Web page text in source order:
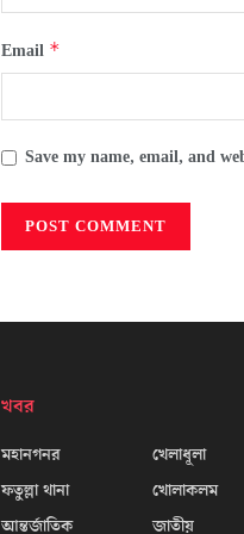
Email *
Save my name, email, and
খবর
মহানগনর
ফতুল্লা থানা
আন্তর্জাতিক
খেলাধূলা
খোলাকলম
জাতীয়